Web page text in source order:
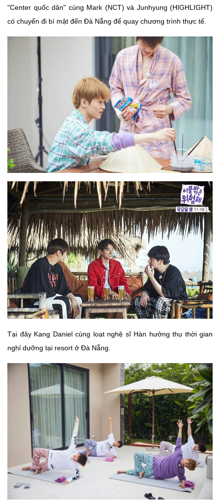
"Center quốc dân" cùng Mark (NCT) và Junhyung (HIGHLIGHT)
có chuyến đi bí mật đến Đà Nẵng để quay chương trình thực tế.
Tại đây Kang Daniel cùng loạt nghệ sĩ Hàn hưởng thụ thời gian
nghỉ dưỡng tại resort ở Đà Nẵng.